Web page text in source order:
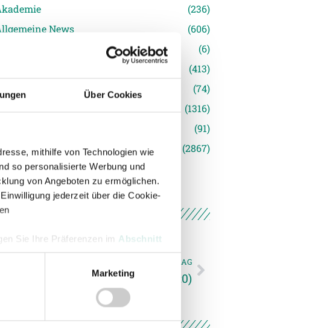
Über Cookies
mithilfe von Technologien wie
so personalisierte Werbung und
von Angeboten zu ermöglichen.
jederzeit über die Cookie-
Sie Ihre Präferenzen im Abschnitt
zu Ihrer Verwendung unserer
Marketing
(236)
News
(606)
(6)
(413)
(74)
(1316)
(91)
(2867)
NÄCHSTER NEWSEINTRAG
Ried – Varteks Varadzin: 1:0 (0:0)